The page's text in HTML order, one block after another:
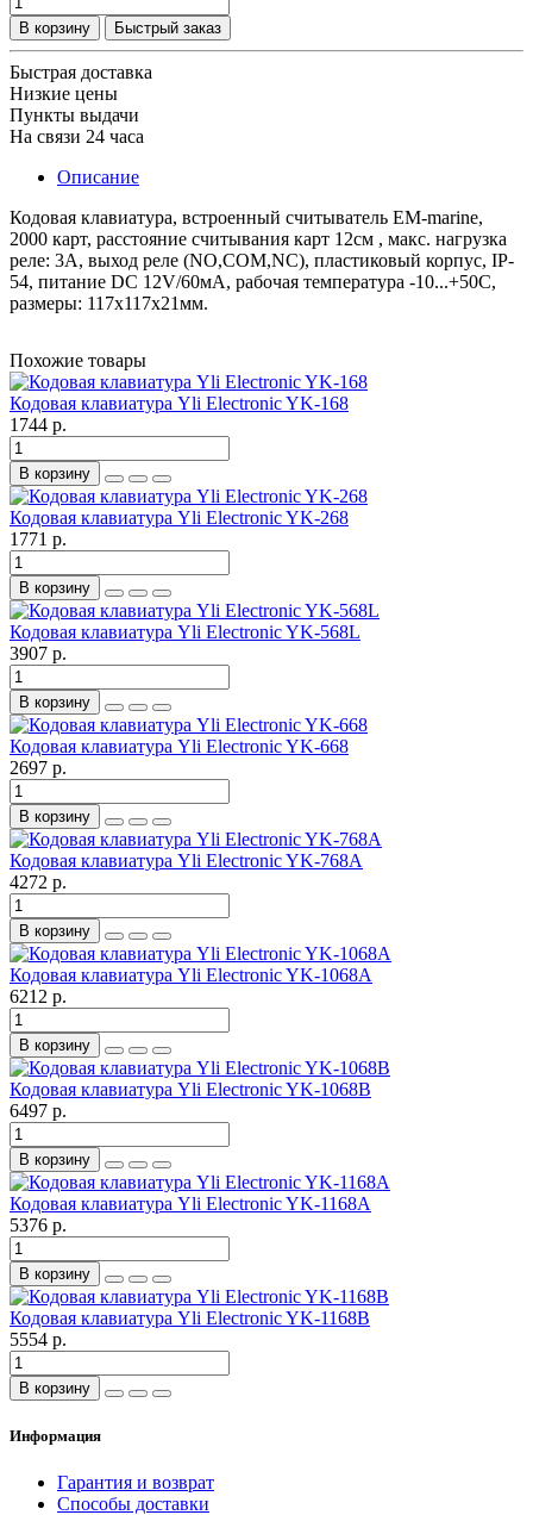
В корзину Быстрый заказ
Быстрая доставка
Низкие цены
Пункты выдачи
На связи 24 часа
Описание
Кодовая клавиатура, встроенный считыватель EM-marine,
2000 карт, расстояние считывания карт 12см , макс. нагрузка
реле: 3A, выход реле (NO,COM,NC), пластиковый корпус, IP-
54, питание DC 12V/60мА, рабочая температура -10...+50C,
размеры: 117х117х21мм.
Похожие товары
Кодовая клавиатура Yli Electronic YK-168
1744 р.
В корзину
Кодовая клавиатура Yli Electronic YK-268
1771 р.
В корзину
Кодовая клавиатура Yli Electronic YK-568L
3907 р.
В корзину
Кодовая клавиатура Yli Electronic YK-668
2697 р.
В корзину
Кодовая клавиатура Yli Electronic YK-768A
4272 р.
В корзину
Кодовая клавиатура Yli Electronic YK-1068A
6212 р.
В корзину
Кодовая клавиатура Yli Electronic YK-1068B
6497 р.
В корзину
Кодовая клавиатура Yli Electronic YK-1168A
5376 р.
В корзину
Кодовая клавиатура Yli Electronic YK-1168B
5554 р.
В корзину
Информация
Гарантия и возврат
Способы доставки